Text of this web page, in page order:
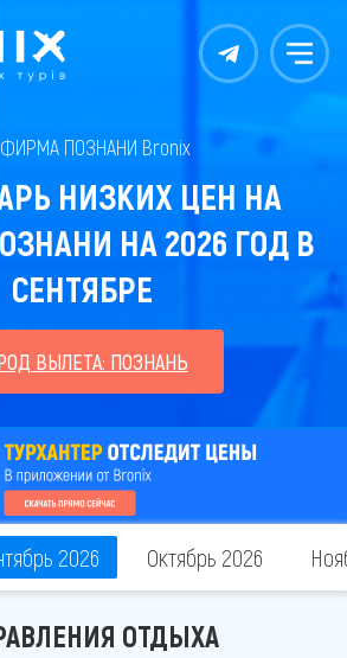
Контакты Меню
ПОЗНАНИ Bronix
НИЗКИХ ЦЕН НА
НА 2026 ГОД В
СЕНТЯБРЕ
ВЫЛЕТА: ПОЗНАНЬ
2026 Октябрь 2026
ОТДЫХА